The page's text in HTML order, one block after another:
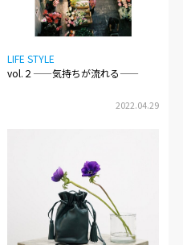
LIFE STYLE
vol.２——気持ちが流れる——
2022.04.29